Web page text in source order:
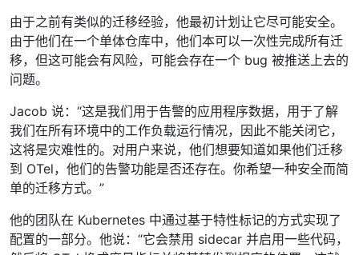
由于之前有类似的迁移经验，他最初计划让它尽可能安全。
由于他们在一个单体仓库中，他们本可以一次性完成所有迁
移，但这可能会有风险，可能会存在一个 bug 被推送上去的
问题。
Jacob 说：“这是我们用于告警的应用程序数据，用于了解
我们在所有环境中的工作负载运行情况，因此不能关闭它，
这将是灾难性的。对用户来说，他们想要知道如果他们迁移
到 OTel，他们的告警功能是否还存在。你希望一种安全而简
单的迁移方式。”
他的团队在 Kubernetes 中通过基于特性标记的方式实现了
配置的一部分。他说：“它会禁用 sidecar 并启用一些代码，